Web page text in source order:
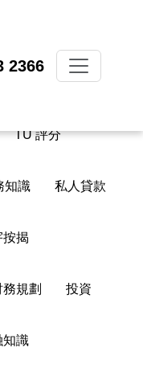
2366
TU 評分
知識 私人貸款
按揭
務規劃 投資
知識